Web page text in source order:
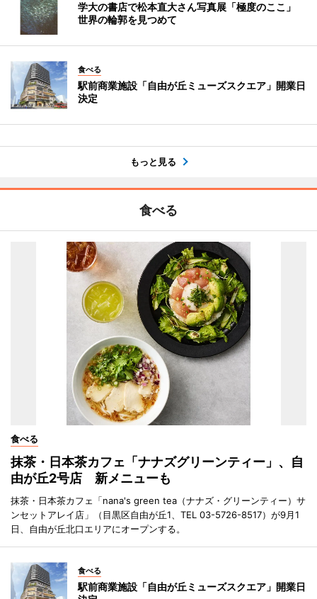
学大の書店で松本直大さん写真展「極度のここ」
世界の輪郭を見つめて
食べる
駅前商業施設「自由が丘ミューズスクエア」開業日
決定
もっと見る
食べる
食べる
抹茶・日本茶カフェ「ナナズグリーンティー」、自
由が丘2号店 新メニューも
抹茶・日本茶カフェ「nana's green tea（ナナズ・グリーンティー）サ
ンセットアレイ店」（目黒区自由が丘1、TEL 03-5726-8517）が9月1
日、自由が丘北口エリアにオープンする。
食べる
駅前商業施設「自由が丘ミューズスクエア」開業日